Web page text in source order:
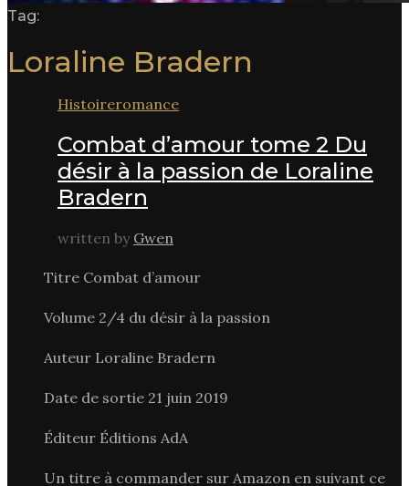
Tag:
Loraline Bradern
Histoireromance
Combat d’amour tome 2 Du
désir à la passion de Loraline
Bradern
written by Gwen
Titre Combat d’amour
Volume 2/4 du désir à la passion
Auteur Loraline Bradern
Date de sortie 21 juin 2019
Éditeur Éditions AdA
Un titre à commander sur Amazon en suivant ce